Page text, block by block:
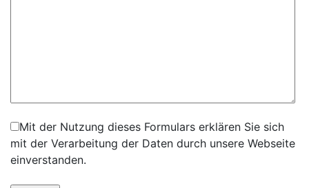
Mit der Nutzung dieses Formulars erklären Sie sich
mit der Verarbeitung der Daten durch unsere Webseite
einverstanden.